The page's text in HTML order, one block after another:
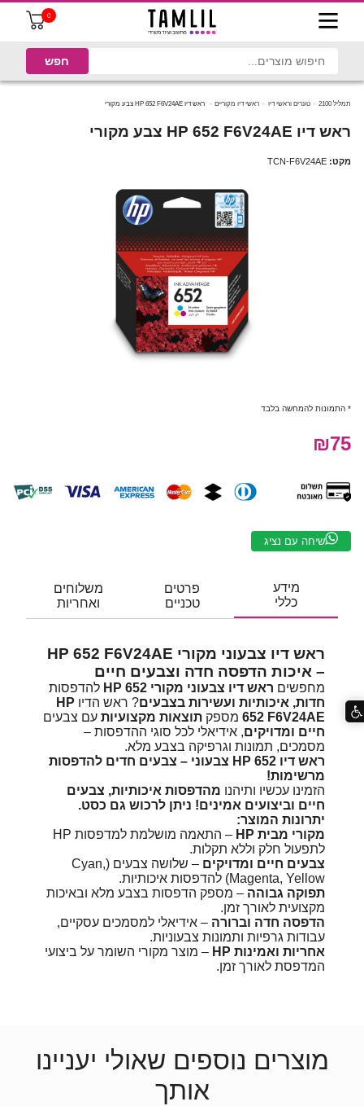
0
תמליל 2100 טונרים וראשי דיו ראשי דיו מקוריים ראש דיו HP 652 F6V24AE צבע מקורי
ראש דיו HP 652 F6V24AE צבע מקורי
מקט: TCN-F6V24AE
* התמונות להמחשה בלבד
₪75
שיחה עם נציג
מידע
כללי
פרטים
טכניים
משלוחים
ואחריות
ראש דיו צבעוני מקורי HP 652 F6V24AE
– איכות הדפסה חדה וצבעים חיים
מחפשים ראש דיו צבעוני מקורי HP 652
להדפסות
חדות, איכותיות ועשירות בצבעים? ראש הדיו HP
652 F6V24AE מספק תוצאות מקצועיות עם צבעים
חיים ומדויקים, אידיאלי לכל סוגי ההדפסות –
מסמכים, תמונות וגרפיקה בצבע מלא.
ראש דיו HP 652 צבעוני – צבעים חדים להדפסות
מרשימות!
הזמינו עכשיו ותיהנו מהדפסות איכותיות, צבעים
חיים וביצועים אמינים! ניתן לרכוש גם כסט.
יתרונות המוצר:
מקורי מבית HP
– התאמה מושלמת למדפסות HP
לתפעול חלק וללא תקלות.
צבעים חיים ומדויקים
– שלושה צבעים (Cyan,
Magenta, Yellow) להדפסות איכותיות.
תפוקה גבוהה – מספק הדפסות בצבע מלא ובאיכות
מקצועית לאורך זמן.
הדפסה חדה וברורה – אידיאלי למסמכים עסקיים,
עבודות גרפיות ותמונות צבעוניות.
אחריות ואמינות HP
– מוצר מקורי השומר על ביצועי
המדפסת לאורך זמן.
מוצרים נוספים שאולי יעניינו
אותך